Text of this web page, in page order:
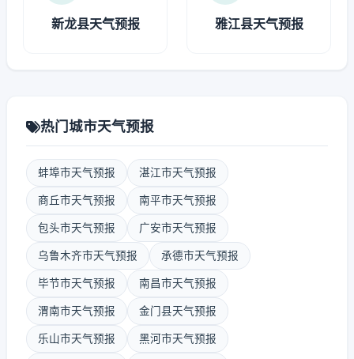
新龙县天气预报 雅江县天气预报
热门城市天气预报
蚌埠市天气预报 湛江市天气预报
商丘市天气预报 南平市天气预报
包头市天气预报 广安市天气预报
乌鲁木齐市天气预报 承德市天气预报
毕节市天气预报 南昌市天气预报
渭南市天气预报 金门县天气预报
乐山市天气预报 黑河市天气预报